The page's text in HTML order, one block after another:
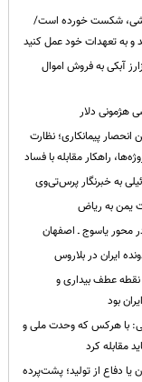
شکست خورده است/
و به تعهدات خود عمل کنید
آبکی به فروش اموال
هژمونی دلار
پیمانکاری؛ نظارت
راهکار مقابله با فساد
به خبرنگار پرس‌تی‌وی
یمن به ریاض
ایران در بلاروس
عطف بیداری و
بود
با هرکس که وحدت ملی و
مقابله کرد
یا دفاع از تولید؛ پشت‌پرده